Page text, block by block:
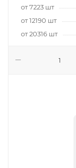
от 7223 шт
от 12190 шт
от 20316 шт